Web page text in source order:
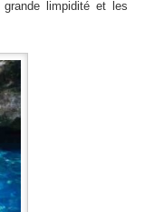
grande limpidité et les